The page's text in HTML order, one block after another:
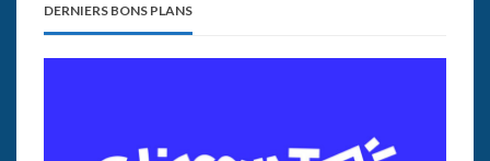
DERNIERS BONS PLANS